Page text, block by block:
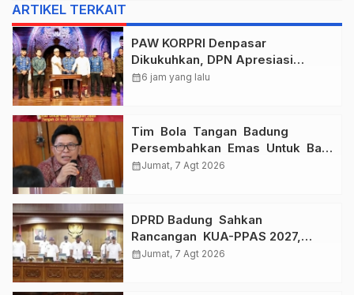
ARTIKEL TERKAIT
PAW KORPRI Denpasar
Dikukuhkan, DPN Apresiasi
“Sembagi Arutala” untuk Lindungi
calendar_month6 jam yang lalu
Tim Bola Tangan Badung
Persembahkan Emas Untuk Bali
, Taklukkan Jawa Tengah Di
calendar_monthJumat, 7 Agt 2026
DPRD Badung Sahkan
Rancangan KUA-PPAS 2027,
Anggaran Tembus Lebih Dari
calendar_monthJumat, 7 Agt 2026